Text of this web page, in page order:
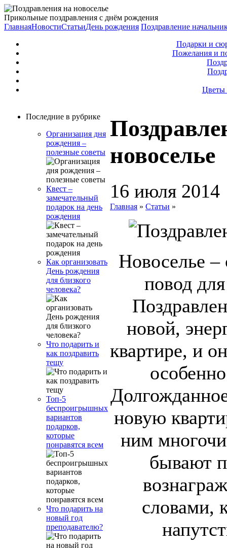
Прикольные поздравления с днём рождения
ГлавнаяНовостиСтатьиДень рождения Поздравление
Подарки и
Пожелания и
Цветы
Последние в рубрике
Организация дня
рождения –
полезные советы
Квест –
замечательный
подарок на день
рождения
Как организовать
День рождения
для близкого
человека?
Что подарить и
как поздравить
тещу
Топ-5
беспроигрышных
вариантов
подарков,
которые
понравятся всем
Что подарить на
новый год
преподавателю?
новоселье
16 июля 2014
Главная » Статьи »
Новоселье
повод
новой,
квартире, и
новую
ним
бывают
словами,